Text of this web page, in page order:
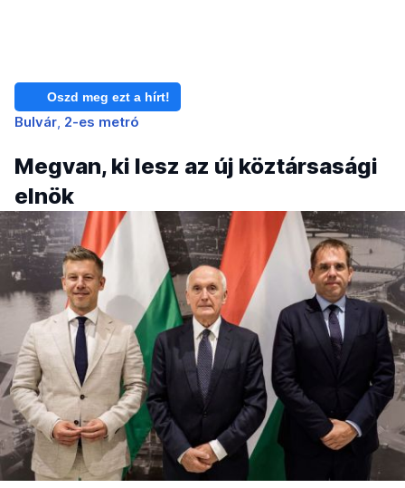
Oszd meg ezt a hírt!
Bulvár 2-es metró
Megvan, ki lesz az új köztársasági
elnök